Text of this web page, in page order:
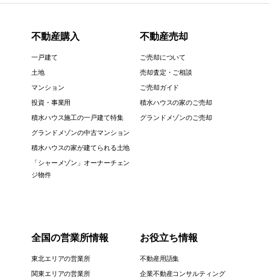
不動産購入
一戸建て
土地
マンション
投資・事業用
積水ハウス施工の一戸建て特集
グランドメゾンの中古マンション
積水ハウスの家が建てられる土地
「シャーメゾン」オーナーチェン
ジ物件
不動産売却
ご売却について
売却査定・ご相談
ご売却ガイド
積水ハウスの家のご売却
グランドメゾンのご売却
全国の営業所情報
東北エリアの営業所
関東エリアの営業所
お役立ち情報
不動産用語集
企業不動産コンサルティング